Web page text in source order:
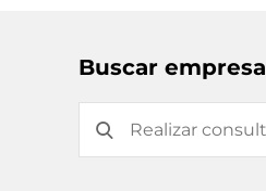
Buscar empresa